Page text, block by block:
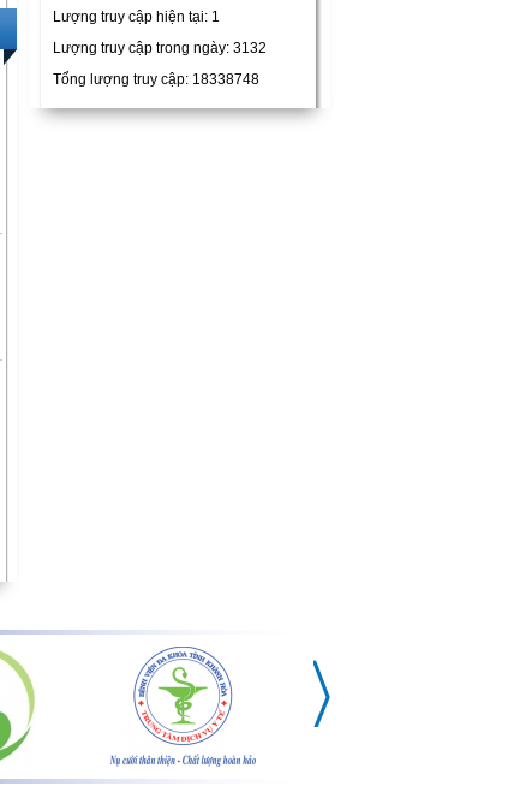
Lượng truy cập hiện tại: 1
Lượng truy cập trong ngày: 3132
Tổng lượng truy cập: 18338748